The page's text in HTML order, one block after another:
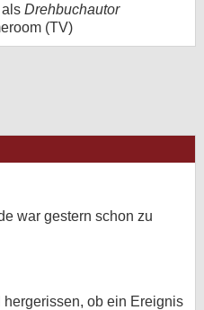
als Drehbuchautor
(TV)
war gestern schon zu
hergerissen, ob ein Ereignis